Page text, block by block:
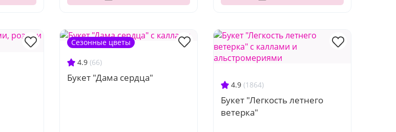
4.9 (66)
Букет "Дама сердца"
Сезонные цветы
4.9 (1864)
Букет "Легкость летнего
ветерка"